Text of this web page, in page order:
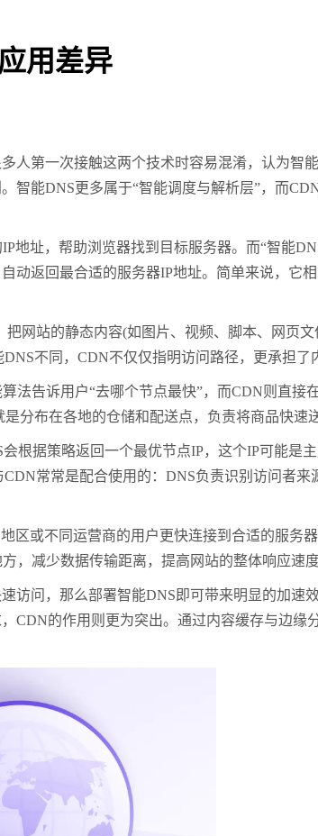
用差异
第一次接触这两个技术时容易混淆，认为智
能DNS更多属于“智能调度与解析层”，而
址，帮助浏览器找到目标服务器。而“智能
返回最合适的服务器IP地址。简单来说，它
站的静态内容(如图片、视频、脚本、网页文
不同，CDN不仅仅指明访问路径，更承担了
告诉用户“去哪个节点最快”，而CDN则直接
分布在各地的仓储和配送点，负责将商品快速送
据策略返回一个最优节点IP，这个IP可能是
常常是配合使用的：DNS负责识别访问者
或不同运营商的用户更快连接到合适的服务
，减少数据传输距离，提高网站的整体响应速度
问，那么部署智能DNS即可带来明显的加速
CDN的作用则更为突出。通过内容缓存与边缘